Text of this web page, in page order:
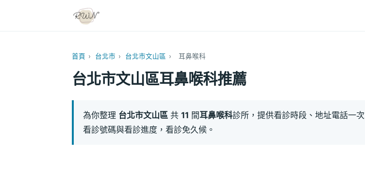
首頁 › 台北市 › 台北市文山區 › 耳鼻喉科
台北市文山區耳鼻喉科推薦
為你整理 台北市文山區 共11 間耳鼻喉科診所，提供看診時段、地址電話一
看診號碼與看診進度，看診免久候。